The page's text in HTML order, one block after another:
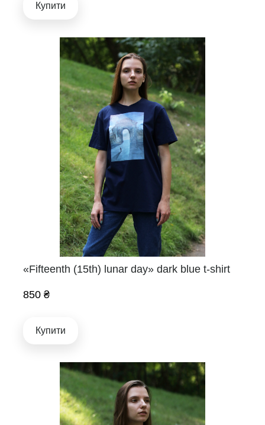
Купити
«Fifteenth (15th) lunar day» dark blue t-shirt
850 ₴
Купити